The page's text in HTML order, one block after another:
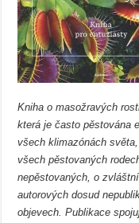
Kniha o masožravých
která je často pěstována
všech klimazónách
všech pěstovaných
nepěstovaných, o
autorových dosud
objevech. Publikace